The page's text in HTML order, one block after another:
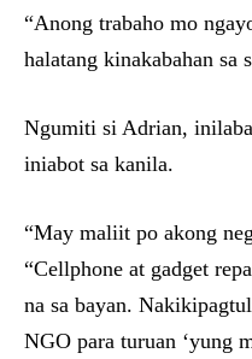
“Anong trabaho mo
halatang kinakabahan sa
Ngumiti si Adrian,
iniabot sa kanila.
“May maliit po akong
“Cellphone at gadget
na sa bayan.
NGO para turuan ‘yung